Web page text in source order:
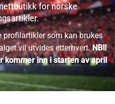
for norske
som kan brukes
vil utvides etterhvert.NB!!
kommer inn i starten av april